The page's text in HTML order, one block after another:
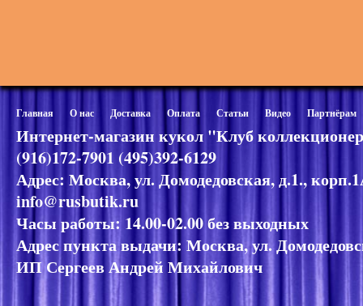
Главная О нас Доставка Оплата Статьи Видео Партнёрам
Интернет-магазин кукол "Клуб
(916)172-7901 (495)392-6129
Адрес: Москва, ул. Домодедовская, д.1.,
info@rusbutik.ru
Часы работы: 14.00-02.00 без выходных
Адрес пункта выдачи: Москва, ул.
ИП Сергеев Андрей Михайлович